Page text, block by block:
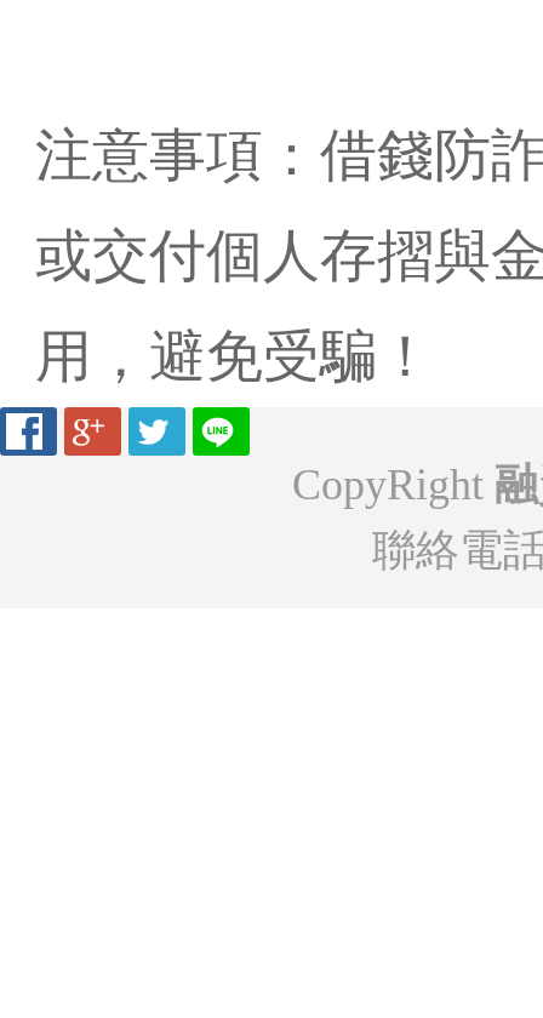
注意事項：借錢防
或交付個人存摺與
用，避免受騙！
CopyRight
聯絡電